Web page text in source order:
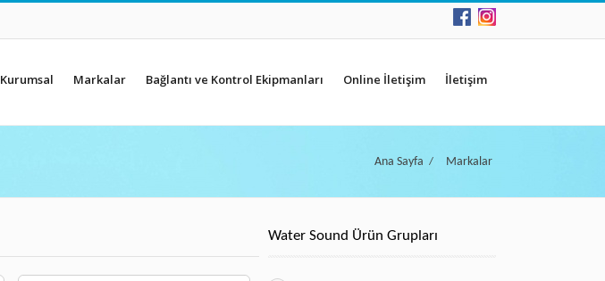
Kurumsal Markalar Bağlantı ve Kontrol Ekipmanları Online İletişim İletişim
Ana Sayfa / Markalar
Water Sound Ürün Grupları